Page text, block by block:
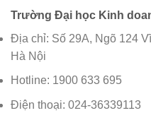
Trường Đại học Kinh
Địa chỉ: Số 29A, Ngõ 124
Hà Nội
Hotline: 1900 633 695
Điện thoại: 024-36339113